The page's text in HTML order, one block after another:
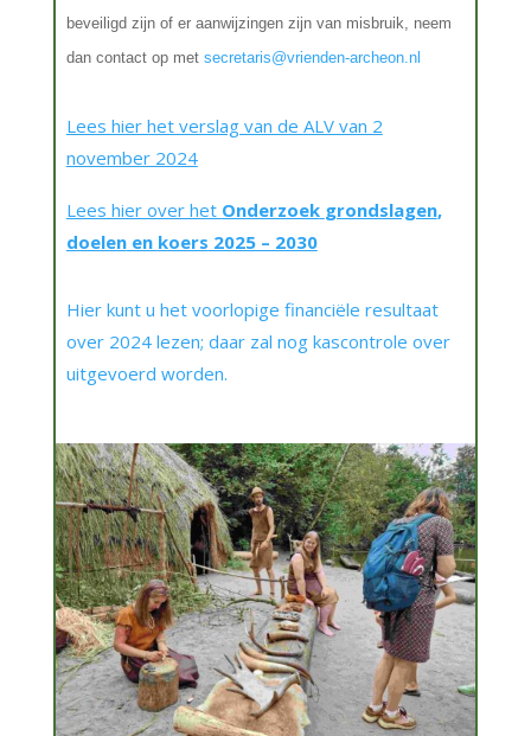
beveiligd zijn of er aanwijzingen zijn van misbruik, neem
dan contact op met secretaris@vrienden-archeon.nl
Lees hier het verslag van de ALV van 2
november 2024
Lees hier over het Onderzoek grondslagen,
doelenen koers 2025 – 2030
Hier kunt u het voorlopige financiële resultaat
over 2024 lezen; daar zal nog kascontrole over
uitgevoerd worden.